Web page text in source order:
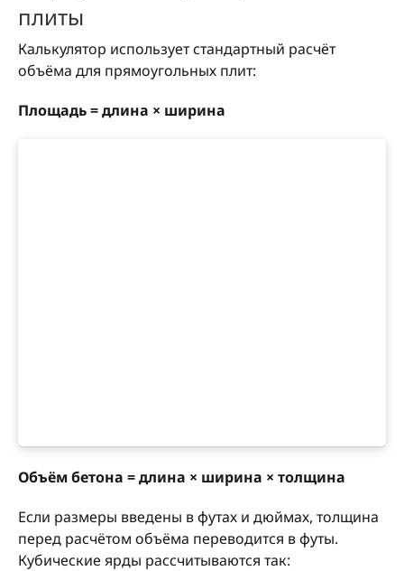
плиты
Калькулятор использует стандартный расчёт
объёма для прямоугольных плит:
Площадь = длина × ширина
Объём бетона = длина × ширина × толщина
Если размеры введены в футах и дюймах, толщина
перед расчётом объёма переводится в футы.
Кубические ярды рассчитываются так: